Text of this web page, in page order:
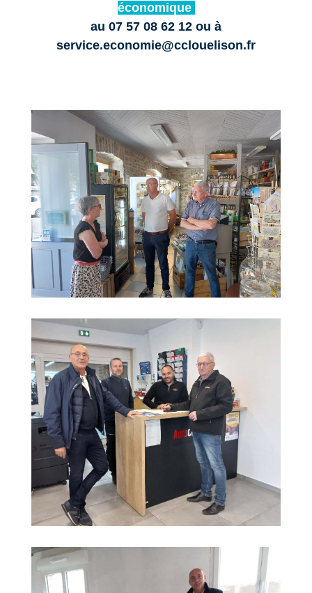
économique
au 07 57 08 62 12 ou à
service.economie@cclouelison.fr